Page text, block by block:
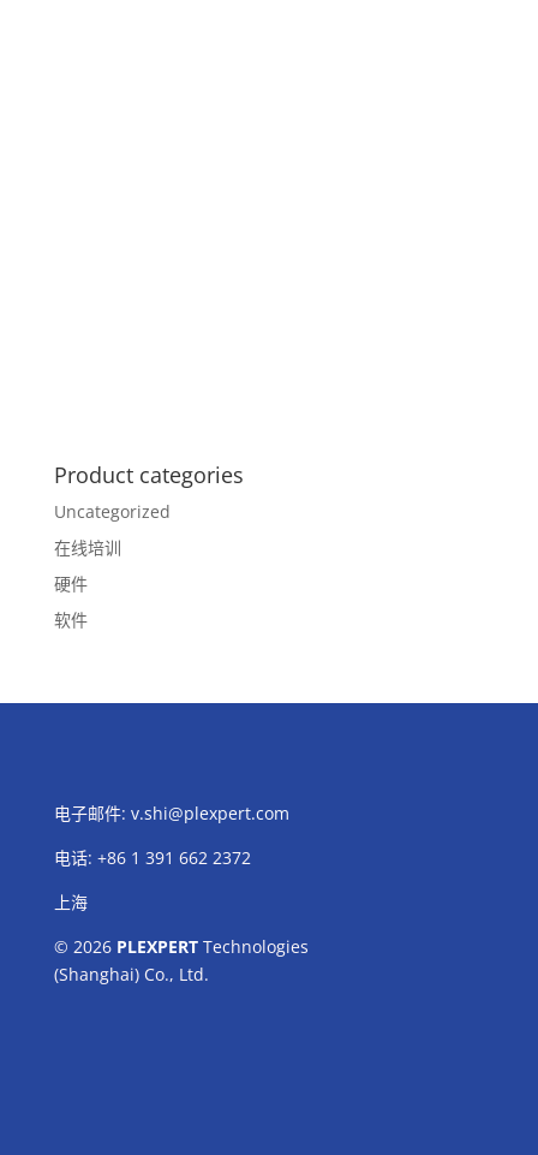
Product categories
Uncategorized
在线培训
硬件
软件
电子邮件: v.shi@plexpert.com
电话: +86 1 391 662 2372
上海
© 2026 PLEXPERTTechnologies
(Shanghai) Co., Ltd.